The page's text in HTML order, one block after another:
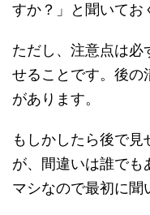
すか？」と聞いてお
ただし、注意点は必
せることです。後の
があります。
もしかしたら後で
が、間違いは誰でも
マシなので最初に聞